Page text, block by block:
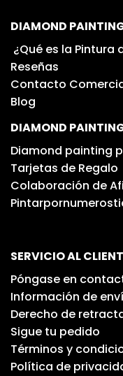
DIAMOND
¿Qué es la Pintura
Reseñas
Contacto
Blog
DIAMOND
Diamond painting
Tarjetas de Regalo
Colaboración de
SERVICIO AL
Póngase en
Información de
Derecho de
Sigue tu pedido
Términos y
Política de